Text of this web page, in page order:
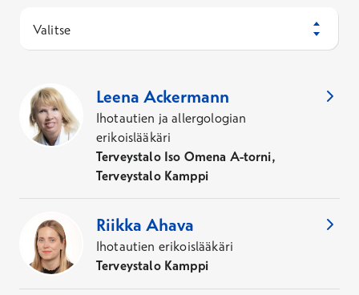
Valitse
Leena Ackermann
Ihotautien ja allergologian
erikoislääkäri
Terveystalo Iso Omena A-torni,
Terveystalo Kamppi
Riikka Ahava
Ihotautien erikoislääkäri
Terveystalo Kamppi